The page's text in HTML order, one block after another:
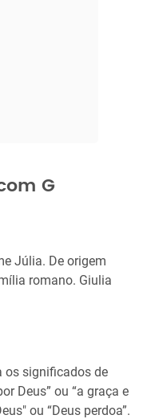
G
Júlia. De origem
romano. Giulia
os significados de
Deus” ou “a graça e
ou “Deus perdoa”.